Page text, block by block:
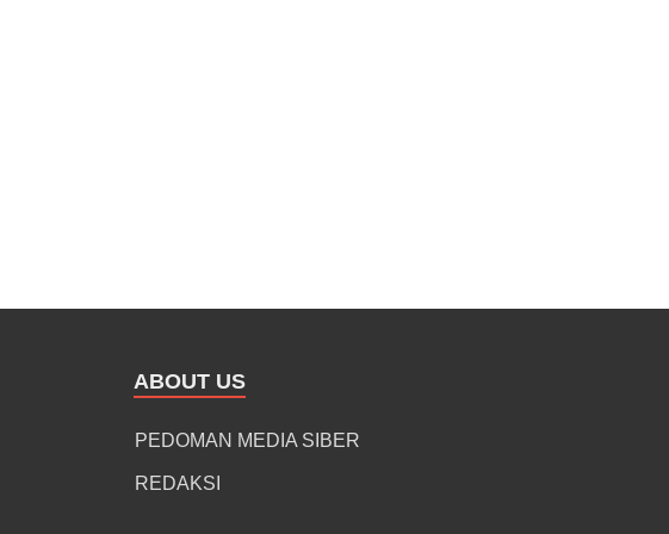
ABOUT US
PEDOMAN MEDIA SIBER
REDAKSI